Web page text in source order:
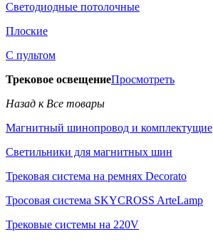
Светодиодные потолочные
Плоские
С пультом
Трековое освещениеПросмотреть
Назад к Все товары
Магнитный шинопровод и комплектущие
Светильники для магнитных шин
Трековая система на ремнях Decorato
Тросовая система SKYCROSS ArteLamp
Трековые системы на 220V